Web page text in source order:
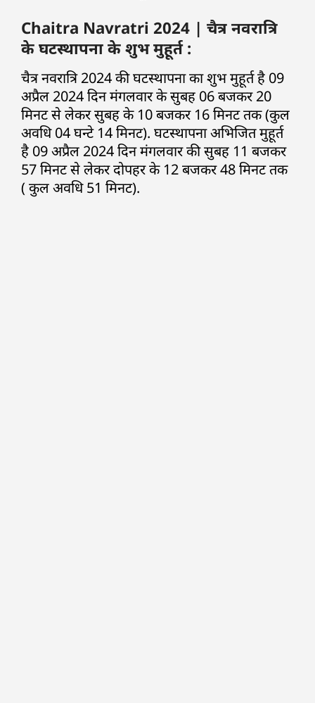
Chaitra Navratri 2024 | चैत्र नवरात्रि
के घटस्थापना के शुभ मुहूर्त :
चैत्र नवरात्रि 2024 की घटस्थापना का शुभ मुहूर्त है 09
अप्रैल 2024 दिन मंगलवार के सुबह 06 बजकर 20
मिनट से लेकर सुबह के 10 बजकर 16 मिनट तक (कुल
अवधि 04 घन्टे 14 मिनट). घटस्थापना अभिजित मुहूर्त
है 09 अप्रैल 2024 दिन मंगलवार की सुबह 11 बजकर
57 मिनट से लेकर दोपहर के 12 बजकर 48 मिनट तक
( कुल अवधि 51 मिनट).